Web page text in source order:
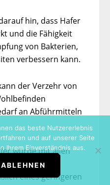
hin, dass Hafer
und die Fähigkeit
von Bakterien,
verbessern kann.
der Verzehr von
an Abführmitteln
wurde mit allen
in Verbindung
eines geringeren
das beste Nutzererlebnis
und auf unserer Seite
Ihrem Einverständnis aus.
ABLEHNEN